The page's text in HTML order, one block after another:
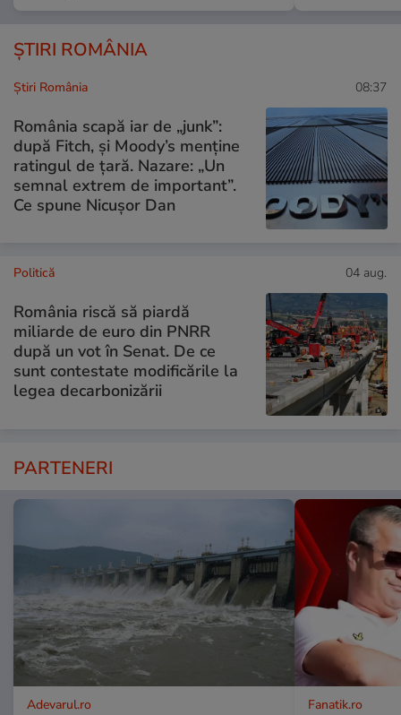
ȘTIRI ROMÂNIA
Știri România 08:37
România scapă iar de „junk”:
după Fitch, și Moody’s menține
ratingul de țară. Nazare: „Un
semnal extrem de important”.
Ce spune Nicușor Dan
Politică 04 aug.
România riscă să piardă
miliarde de euro din PNRR
după un vot în Senat. De ce
sunt contestate modificările la
legea decarbonizării
PARTENERI
Adevarul.ro Fanatik.ro